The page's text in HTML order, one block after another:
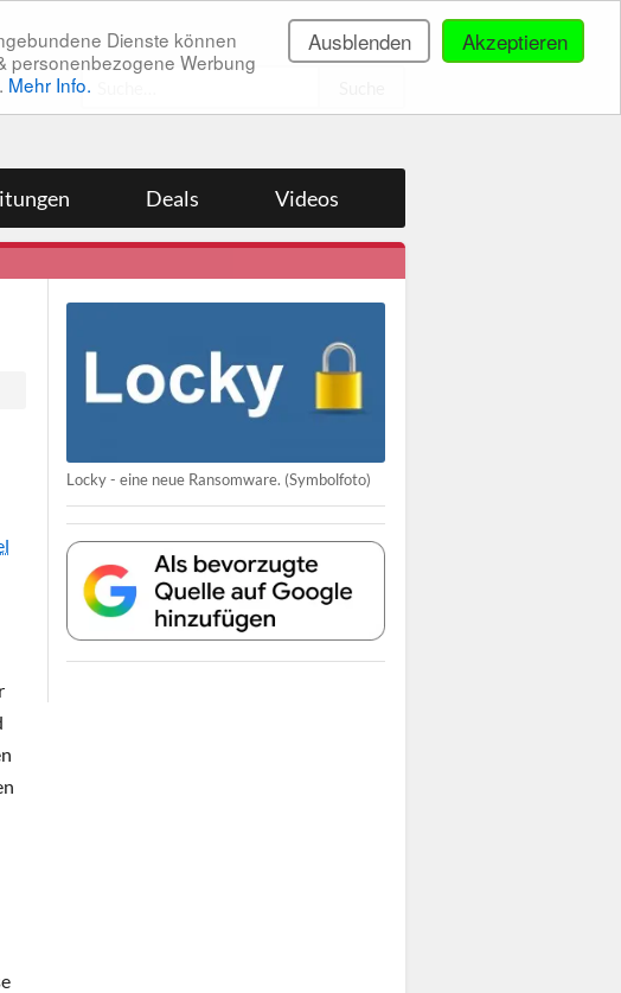
Akzeptieren
Ausblenden
Dienste können
personenbezogene Werbung
Mehr Info.
Deals Videos
Locky - eine neue Ransomware. (Symbolfoto)